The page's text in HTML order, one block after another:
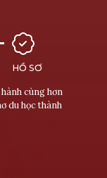
HỒ SƠ
cùng hơn
du học thành